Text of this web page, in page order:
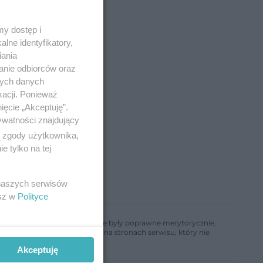
informacje w nim zawarte były poprawne merytorycznie,
informacji zamieszczonych na stronach serwisu, który nie
dostęp i
identyfikatory,
odbiorców oraz
danych
Ponieważ
„Akceptuję”.
znajdujący
użytkownika,
tylko na tej
serwisów
w Polityce
Akceptuję